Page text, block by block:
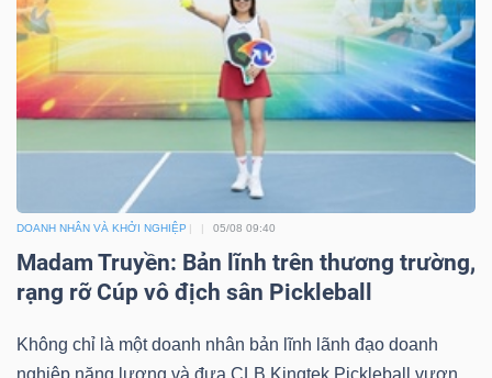
DOANH NHÂN VÀ KHỞI NGHIỆP 05/08 09:40
Madam Truyền: Bản lĩnh trên thương trường,
rạng rỡ Cúp vô địch sân Pickleball
Không chỉ là một doanh nhân bản lĩnh lãnh đạo doanh